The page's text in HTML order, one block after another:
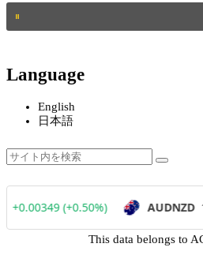
Language
English
日本語
This data belongs to